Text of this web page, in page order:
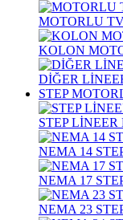
MOTORLU
KOLON
DİĞER
STEP
STEP
NEMA 14
NEMA 17
NEMA 23